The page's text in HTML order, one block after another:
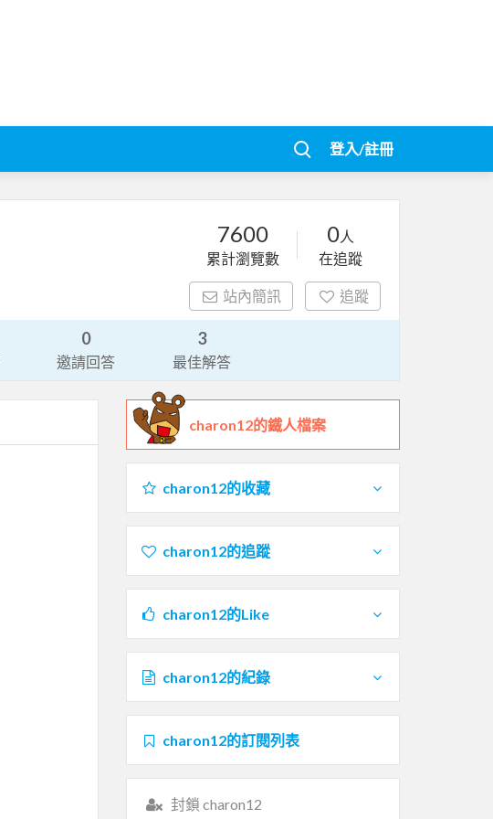
登入/註冊
7600
累計瀏覽數
0人
在追蹤
站內簡訊 追蹤
0
邀請回答
3
最佳解答
charon12的鐵人檔案
charon12的收藏
charon12的追蹤
charon12的Like
charon12的紀錄
charon12的訂閱列表
封鎖 charon12